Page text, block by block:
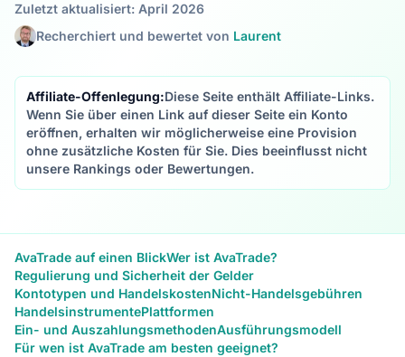
Zuletzt aktualisiert: April 2026
Recherchiert und bewertet von Laurent
Affiliate-Offenlegung:Diese Seite enthält Affiliate-Links.
Wenn Sie über einen Link auf dieser Seite ein Konto
eröffnen, erhalten wir möglicherweise eine Provision
ohne zusätzliche Kosten für Sie. Dies beeinflusst nicht
unsere Rankings oder Bewertungen.
AvaTrade auf einen BlickWer ist AvaTrade?
Regulierung und Sicherheit der Gelder
Kontotypen und HandelskostenNicht-Handelsgebühren
HandelsinstrumentePlattformen
Ein- und AuszahlungsmethodenAusführungsmodell
Für wen ist AvaTrade am besten geeignet?